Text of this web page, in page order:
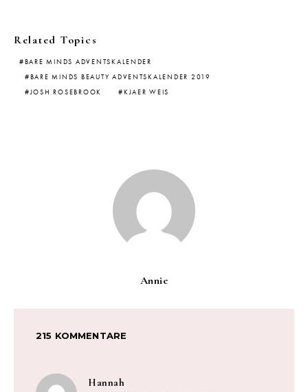
Related Topics
BARE MINDS ADVENTSKALENDER
BARE MINDS BEAUTY ADVENTSKALENDER 2019
JOSH ROSEBROOK
KJAER WEIS
Annie
215 KOMMENTARE
Hannah